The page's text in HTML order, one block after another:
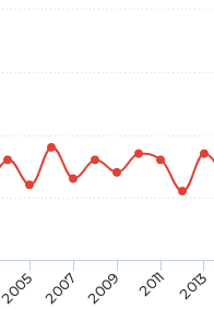
2005 2007 2009 2011 2013